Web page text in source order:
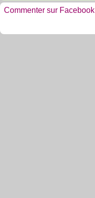
Commenter sur Facebook